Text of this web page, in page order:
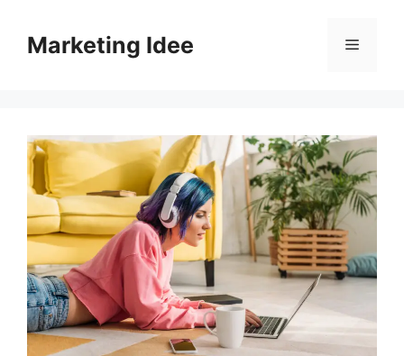
contenuto
Marketing Idee Menu